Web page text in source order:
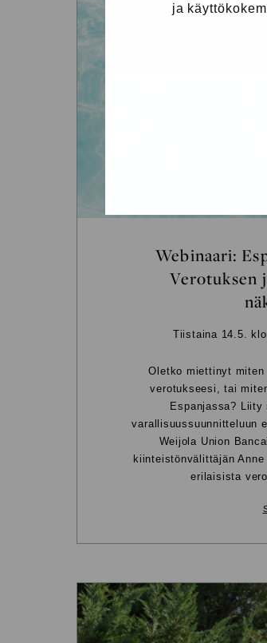
ja
Webinaari:
Verotuksen
Tiistaina 14.5.
Oletko miettinyt miten
verotukseesi, tai
Espanjassa? Liity
varallisuussuunnitteluun
Weijola Union
kiinteistönvälittäjän
erilaisista